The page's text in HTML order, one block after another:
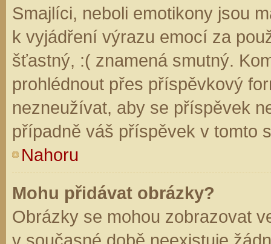
Smajlíci, neboli emotikony jsou
k vyjádření výrazu emocí za
šťastný, :( znamená smutný.
prohlédnout přes příspěvkový
nezneužívat, aby se příspěvek
případně váš příspěvek v tomto
Nahoru
Mohu přidávat obrázky?
Obrázky se mohou zobrazovat